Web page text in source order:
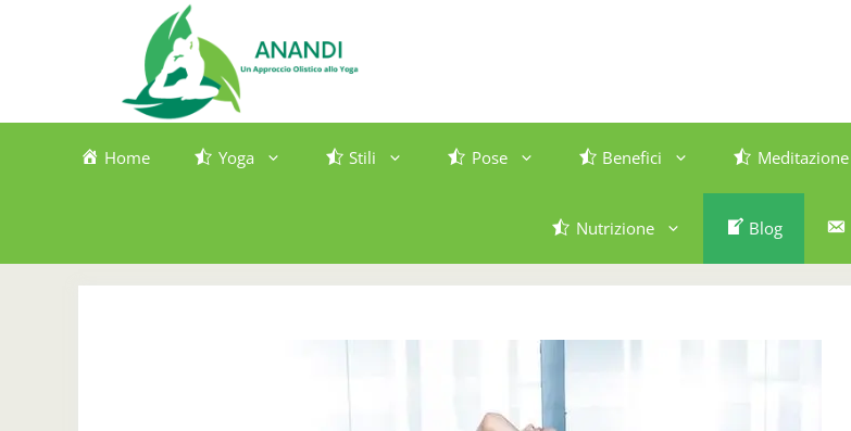
Home Yoga Stili Pose Benefici Meditazione
Nutrizione Blog